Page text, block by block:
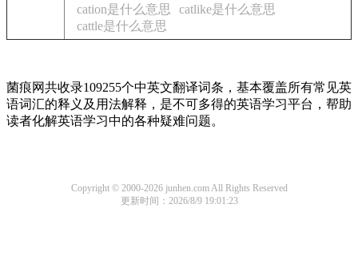
cation是什么意思
catlike是什么意思
cattle是什么意思
菌痕网共收录109255个中英文翻译词条，基本覆盖所有常见英
语词汇的释义及用法解释，是不可多得的英语学习平台，帮助
读者化解英语学习中的各种疑难问题。
Copyright © 2000-2026 junhen.com All Rights Reserved
更新时间：2026/8/9 19:01:23